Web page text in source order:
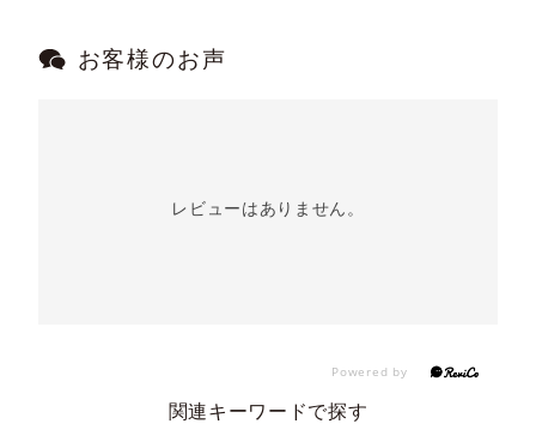
お客様のお声
レビューはありません。
関連キーワードで探す